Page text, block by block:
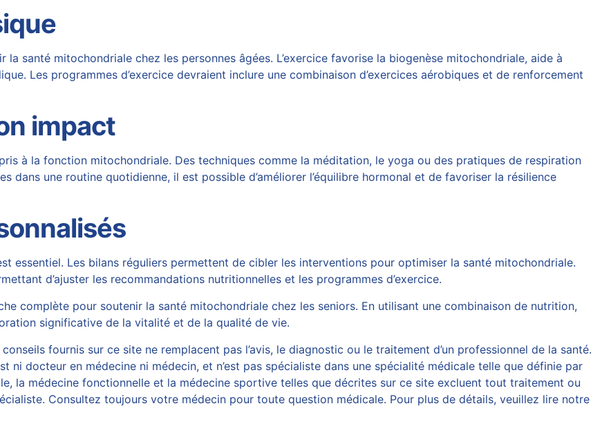
santé mitochondriale chez les personnes âgées. L’exercice favorise la biogenèse mitochondriale, aide à
Les programmes d’exercice devraient inclure une combinaison d’exercices aérobiques et de renforcement
impact
à la fonction mitochondriale. Des techniques comme la méditation, le yoga ou des pratiques de respiration
dans une routine quotidienne, il est possible d’améliorer l’équilibre hormonal et de favoriser la résilience
essentiel. Les bilans réguliers permettent de cibler les interventions pour optimiser la santé mitochondriale.
d’ajuster les recommandations nutritionnelles et les programmes d’exercice.
complète pour soutenir la santé mitochondriale chez les seniors. En utilisant une combinaison de nutrition,
significative de la vitalité et de la qualité de vie.
fournis sur ce site ne remplacent pas l’avis, le diagnostic ou le traitement d’un professionnel de la santé.
ni docteur en médecine ni médecin, et n’est pas spécialiste dans une spécialité médicale telle que définie par
la médecine fonctionnelle et la médecine sportive telles que décrites sur ce site excluent tout traitement ou
Consultez toujours votre médecin pour toute question médicale. Pour plus de détails, veuillez lire notre